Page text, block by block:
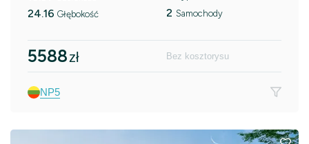
24.16 Głębokość 2 Samochody
5588zł Bez kosztorysu
NP5